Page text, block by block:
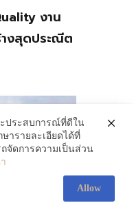
งาน
งสุดประณีต
ประสบการณ์ที่ดีใน
ารายละเอียดได้ที่
จัดการความเป็นส่วน
Allow